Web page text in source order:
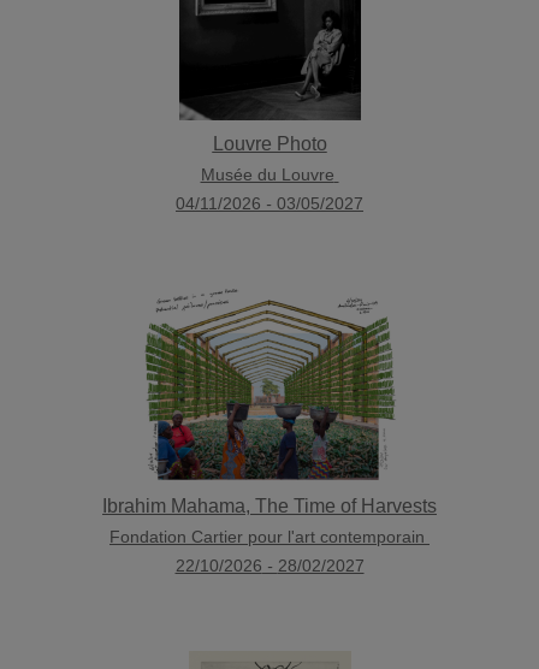
Louvre Photo
Musée du Louvre
04/11/2026 - 03/05/2027
Ibrahim Mahama, The Time of Harvests
Fondation Cartier pour l'art contemporain
22/10/2026 - 28/02/2027